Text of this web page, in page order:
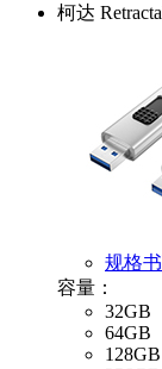
柯达
规格
容量：
32GB
64GB
128GB